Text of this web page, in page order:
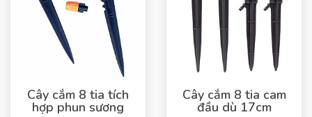
Cây cắm 8 tia tích
hợp phun sương
Cây cắm 8 tia cam
đầu dù 17cm